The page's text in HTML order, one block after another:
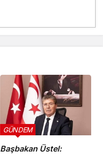
Başbakan Üstel:
GÜNDEM